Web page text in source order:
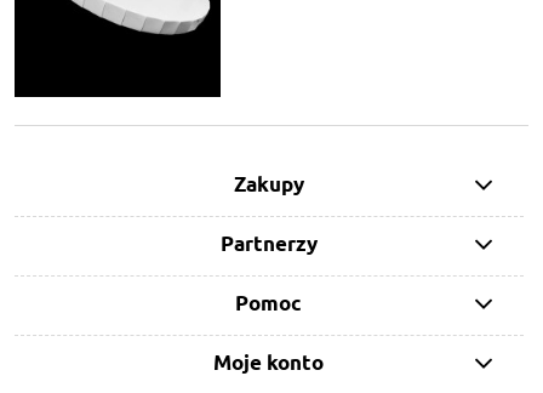
Zakupy
Partnerzy
Pomoc
Moje konto